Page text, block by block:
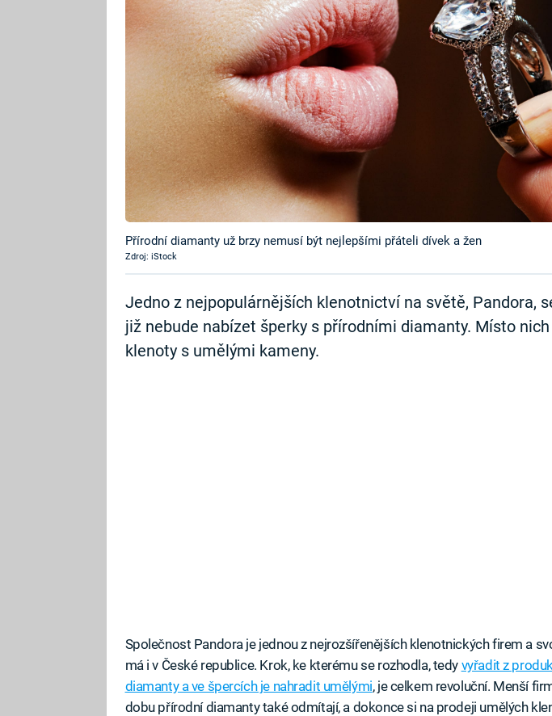
Přírodní diamanty už brzy nemusí být nejlepšími přáteli dívek a žen
Zdroj: iStock
Jedno z nejpopulárnějších klenotnictví na světě, Pandora,
již nebude nabízet šperky s přírodními diamanty. Místo
klenoty s umělými kameny.
Společnost Pandora je jednou z nejrozšířenějších klenotnických firem a
má i v České republice. Krok, ke kterému se rozhodla, tedy vyřadit z
diamanty a ve špercích je nahradit umělými, je celkem revoluční. Menší
dobu přírodní diamanty také odmítají, a dokonce si na prodeji umělých